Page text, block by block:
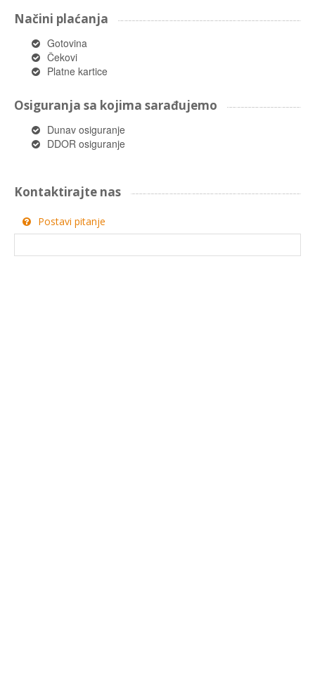
Načini plaćanja
Gotovina
Čekovi
Platne kartice
Osiguranja sa kojima sarađujemo
Dunav osiguranje
DDOR osiguranje
Kontaktirajte nas
Postavi pitanje